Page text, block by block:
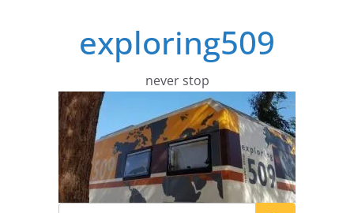
exploring509
never stop